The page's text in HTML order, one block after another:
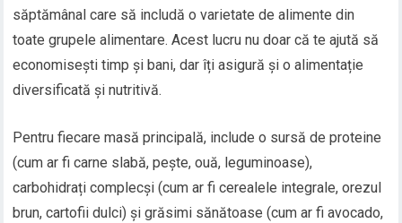
săptămânal care să includă o varietate de alimente din
toate grupele alimentare. Acest lucru nu doar că te ajută să
economisești timp și bani, dar îți asigură și o alimentație
diversificată și nutritivă.
Pentru fiecare masă principală, include o sursă de proteine
(cum ar fi carne slabă, pește, ouă, leguminoase),
carbohidrați complecși (cum ar fi cerealele integrale, orezul
brun, cartofii dulci) și grăsimi sănătoase (cum ar fi avocado,